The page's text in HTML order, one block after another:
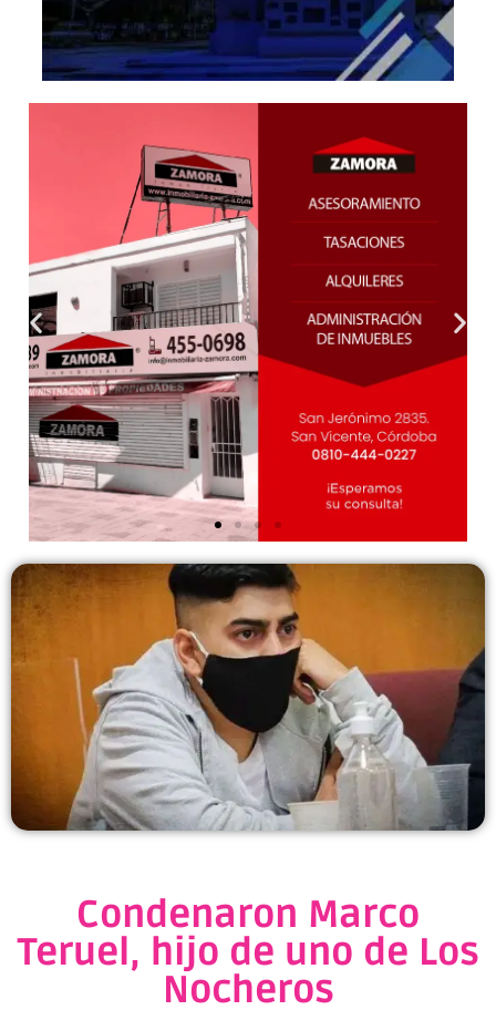
Condenaron Marco
Teruel, hijo de uno de Los
Nocheros